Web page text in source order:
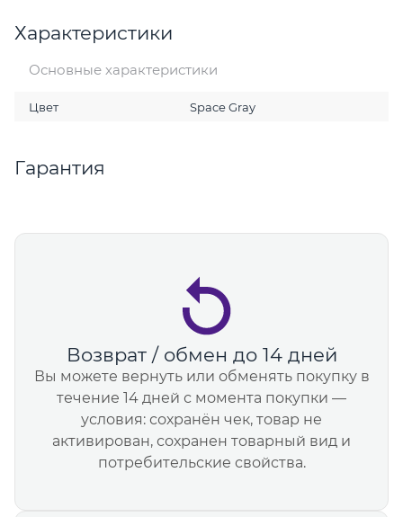
Характеристики
Основные характеристики
Цвет Space Gray
Гарантия
Возврат / обмен до 14 дней
Вы можете вернуть или обменять покупку в
течение 14 дней с момента покупки —
условия: сохранён чек, товар не
активирован, сохранен товарный вид и
потребительские свойства.